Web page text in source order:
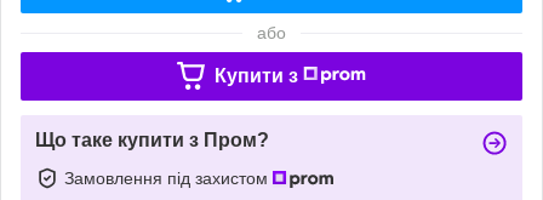
або
Купити з
Що таке купити з Пром?
Замовлення під захистом